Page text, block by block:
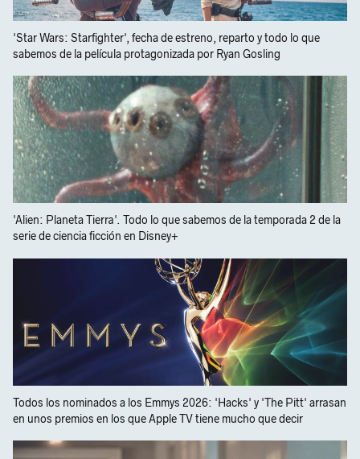
'Star Wars: Starfighter', fecha de estreno, reparto y todo lo que
sabemos de la película protagonizada por Ryan Gosling
'Alien: Planeta Tierra'. Todo lo que sabemos de la temporada 2 de la
serie de ciencia ficción en Disney+
Todos los nominados a los Emmys 2026: 'Hacks' y 'The Pitt' arrasan
en unos premios en los que Apple TV tiene mucho que decir